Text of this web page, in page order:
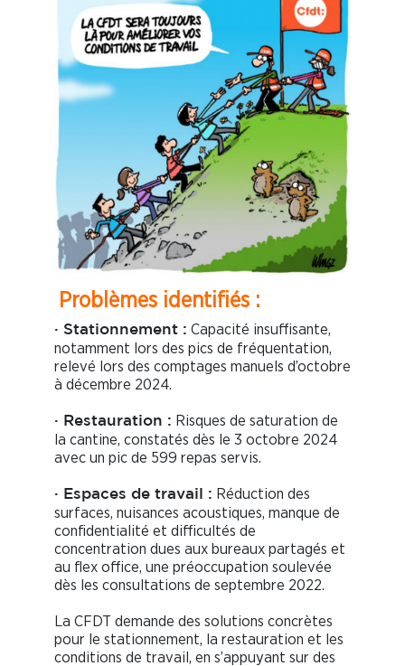
Problèmes identifiés :
· Stationnement : Capacité insuffisante,
notamment lors des pics de fréquentation,
relevé lors des comptages manuels d’octobre
à décembre 2024.
· Restauration : Risques de saturation de
la cantine, constatés dès le 3 octobre 2024
avec un pic de 599 repas servis.
· Espaces de travail : Réduction des
surfaces, nuisances acoustiques, manque de
confidentialité et difficultés de
concentration dues aux bureaux partagés et
au flex office, une préoccupation soulevée
dès les consultations de septembre 2022.
La CFDT demande des solutions concrètes
pour le stationnement, la restauration et les
conditions de travail, en s’appuyant sur des